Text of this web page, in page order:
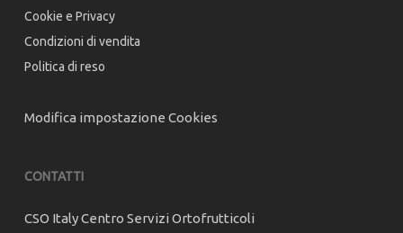
Cookie e Privacy
Condizioni di vendita
Politica di reso
Modifica impostazione Cookies
CONTATTI
CSO Italy Centro Servizi Ortofrutticoli